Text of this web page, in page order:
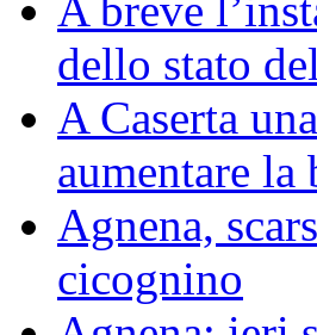
A breve
dello stato
A Caserta
aumentare la
Agnena,
cicognino